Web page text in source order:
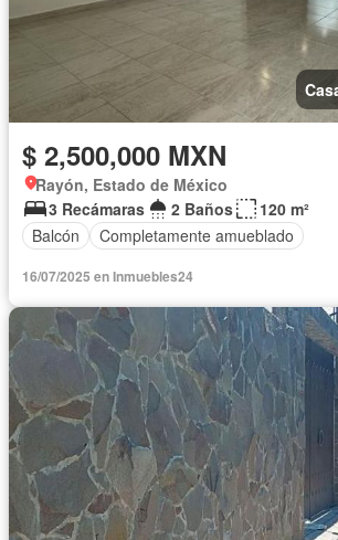
$ 2,500,000 MXN
Rayón, Estado de México
3 Recámaras
2 Baños
120 m²
Balcón
Completamente amueblado
16/07/2025 en Inmuebles24